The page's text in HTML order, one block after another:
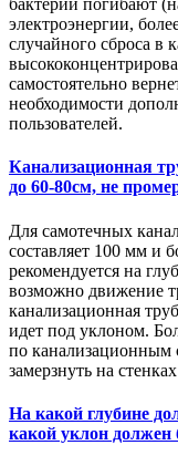
бактерии погибают
электроэнергии,
случайного сброса в
самостоятельно
необходимости
пользователей.
Канализационная
до 60-80см, не
Для самотечных
составляет 100 мм и
рекомендуется на
возможно движение
канализационная
идет под уклоном.
по канализационным
замерзнуть на
На какой глубине
какой уклон должен